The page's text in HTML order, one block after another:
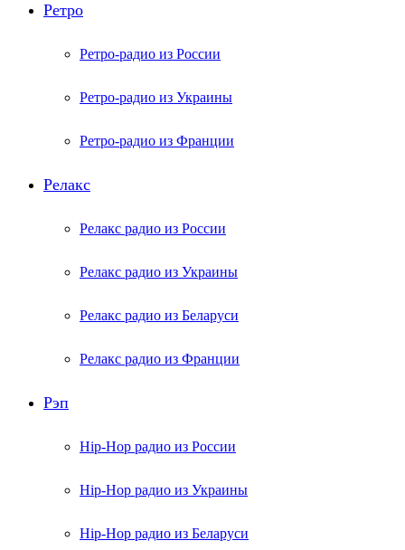
Ретро
Ретро-радио из России
Ретро-радио из Украины
Ретро-радио из Франции
Релакс
Релакс радио из России
Релакс радио из Украины
Релакс радио из Беларуси
Релакс радио из Франции
Рэп
Hip-Hop радио из России
Hip-Hop радио из Украины
Hip-Hop радио из Беларуси